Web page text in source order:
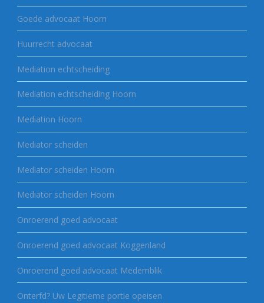
Goede advocaat Hoorn
Huurrecht advocaat
Mediation echtscheiding
Mediation echtscheiding Hoorn
Mediation Hoorn
Mediator scheiden
Mediator scheiden Hoorn
Mediator scheiden Hoorn
Onroerend goed advocaat
Onroerend goed advocaat Koggenland
Onroerend goed advocaat Medemblik
Onterfd? Uw Legitieme portie opeisen